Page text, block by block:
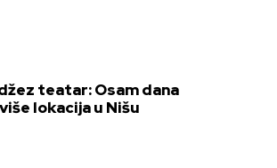
teatar: Osam dana
lokacija u Nišu